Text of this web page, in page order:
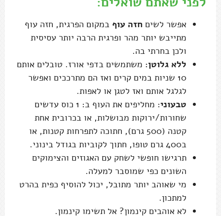
אפשר לשים חזה עוף במקום הפרגית, חזה עוף
מתייבש יותר מהר ופרגית הרבה יותר עסיסית
ולכן בחרתי בה.
ללא גלוטן: משתמשים בדפי אורז. טובלים אותם
10 שניות במים קרים ואז הם מתרככים ואפשר
לגלגל אותם ואז לטגן או לאפות.
טבעוני
: מחליפים את העוף ב: 1 כוס עדשים
שחורות/ירוקות מבושלות, או בכרובית אחת
קטנה (500 גרם), חתוכה לתפרחות קטנות, או
ב400 גרם טופו, חתוך לקוביות בגודל בינוני.
תרגישו חופשי לשחק עם האגוזים והצימוקים
השונים כפי שמוסבר למעלה.
מי שאוהב יותר מתובל, יכול להוסיף כפית בהרט
למתכון.
לא אוהבים קינמון? אל תשימו קינמון.